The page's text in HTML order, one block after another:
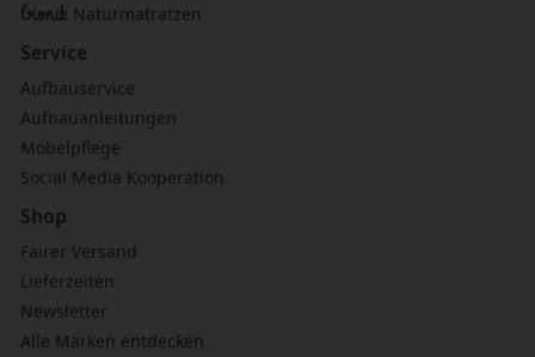
bionik Naturmatratzen
Service
Aufbauservice
Aufbauanleitungen
Möbelpflege
Social Media Kooperation
Shop
Fairer Versand
Lieferzeiten
Newsletter
Alle Marken entdecken